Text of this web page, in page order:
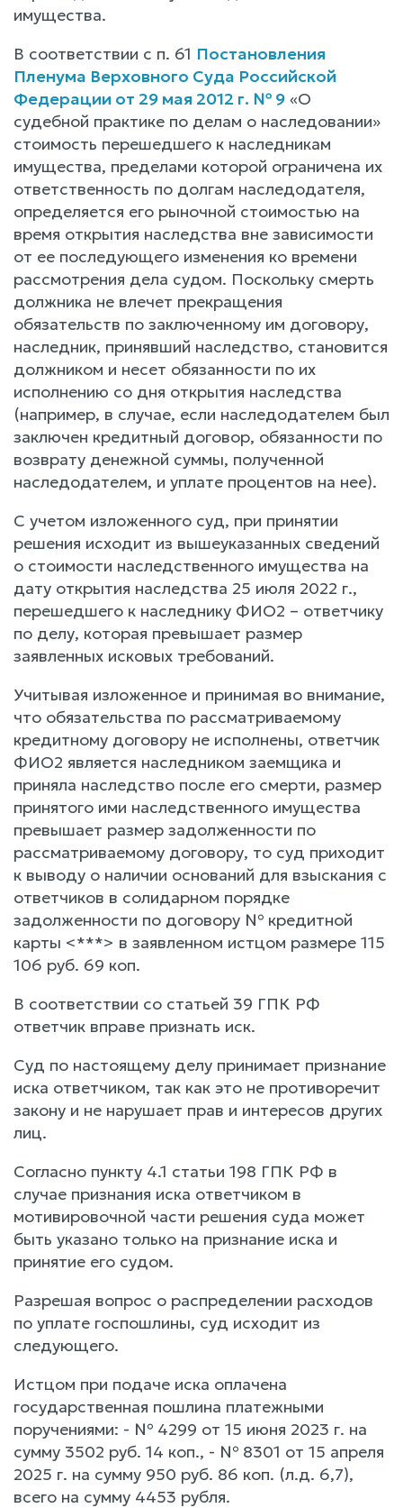
имущества.
В соответствии с п. 61 Постановления
Пленума Верховного Суда Российской
Федерации от 29 мая 2012 г. № 9 «О
судебной практике по делам о наследовании»
стоимость перешедшего к наследникам
имущества, пределами которой ограничена их
ответственность по долгам наследодателя,
определяется его рыночной стоимостью на
время открытия наследства вне зависимости
от ее последующего изменения ко времени
рассмотрения дела судом. Поскольку смерть
должника не влечет прекращения
обязательств по заключенному им договору,
наследник, принявший наследство, становится
должником и несет обязанности по их
исполнению со дня открытия наследства
(например, в случае, если наследодателем был
заключен кредитный договор, обязанности по
возврату денежной суммы, полученной
наследодателем, и уплате процентов на нее).
С учетом изложенного суд, при принятии
решения исходит из вышеуказанных сведений
о стоимости наследственного имущества на
дату открытия наследства 25 июля 2022 г.,
перешедшего к наследнику ФИО2 – ответчику
по делу, которая превышает размер
заявленных исковых требований.
Учитывая изложенное и принимая во внимание,
что обязательства по рассматриваемому
кредитному договору не исполнены, ответчик
ФИО2 является наследником заемщика и
приняла наследство после его смерти, размер
принятого ими наследственного имущества
превышает размер задолженности по
рассматриваемому договору, то суд приходит
к выводу о наличии оснований для взыскания с
ответчиков в солидарном порядке
задолженности по договору № кредитной
карты <***> в заявленном истцом размере 115
106 руб. 69 коп.
В соответствии со статьей 39 ГПК РФ
ответчик вправе признать иск.
Суд по настоящему делу принимает признание
иска ответчиком, так как это не противоречит
закону и не нарушает прав и интересов других
лиц.
Согласно пункту 4.1 статьи 198 ГПК РФ в
случае признания иска ответчиком в
мотивировочной части решения суда может
быть указано только на признание иска и
принятие его судом.
Разрешая вопрос о распределении расходов
по уплате госпошлины, суд исходит из
следующего.
Истцом при подаче иска оплачена
государственная пошлина платежными
поручениями: - № 4299 от 15 июня 2023 г. на
сумму 3502 руб. 14 коп., - № 8301 от 15 апреля
2025 г. на сумму 950 руб. 86 коп. (л.д. 6,7),
всего на сумму 4453 рубля.